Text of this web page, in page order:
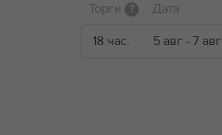
Торги ? Дата
18 час. 5 авг - 7 авг